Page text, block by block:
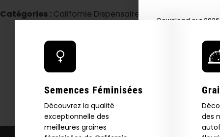
Catégories :Californie Dispensaire / Livraison
Semences Féminisées
Découvrez la qualité
exceptionnelle des
meilleures graines
des
Download our
product drops,
*Our Site is For Users 21+